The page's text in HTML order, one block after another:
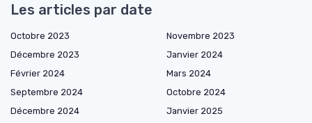
Les articles par date
Octobre 2023
Novembre 2023
Décembre 2023
Janvier 2024
Février 2024
Mars 2024
Septembre 2024
Octobre 2024
Décembre 2024
Janvier 2025